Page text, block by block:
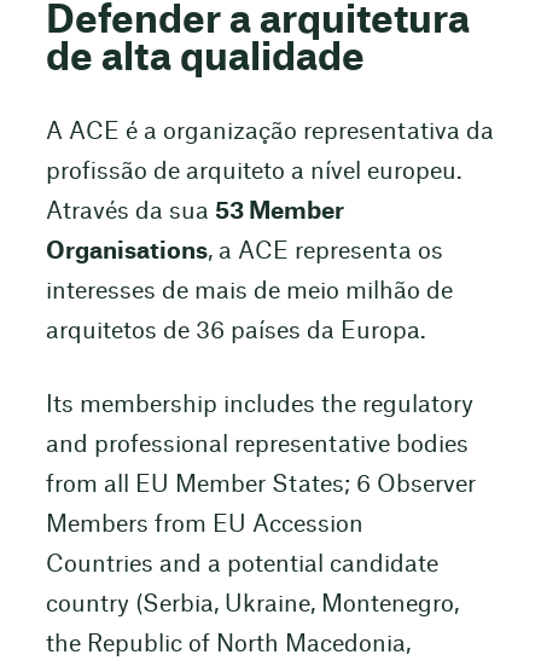
Defender a arquitetura
de alta qualidade
A ACE é a organização representativa da
profissão de arquiteto a nível europeu.
Através da sua 53 Member
Organisations, a ACE representa os
interesses de mais de meio milhão de
arquitetos de 36 países da Europa.
Its membership includes the regulatory
and professional representative bodies
from all EU Member States; 6 Observer
Members from EU Accession
Countries and a potential candidate
country (Serbia, Ukraine, Montenegro,
the Republic of North Macedonia,